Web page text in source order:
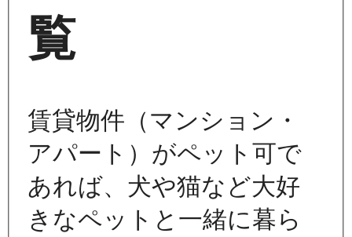
覧
賃貸物件（マンション・
アパート）がペット可で
あれば、犬や猫など大好
きなペットと一緒に暮ら